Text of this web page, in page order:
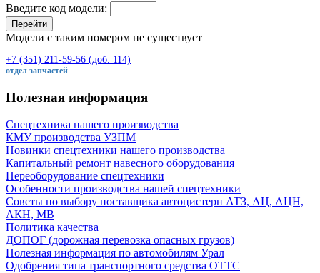
Введите код модели:
Перейти
Модели с таким номером не существует
+7 (351) 211-59-56 (доб. 114)
отдел запчастей
Полезная информация
Спецтехника нашего производства
КМУ производства УЗПМ
Новинки спецтехники нашего производства
Капитальный ремонт навесного оборудования
Переоборудование спецтехники
Особенности производства нашей спецтехники
Советы по выбору поставщика автоцистерн АТЗ, АЦ, АЦН,
АКН, МВ
Политика качества
ДОПОГ (дорожная перевозка опасных грузов)
Полезная информация по автомобилям Урал
Одобрения типа транспортного средства ОТТС